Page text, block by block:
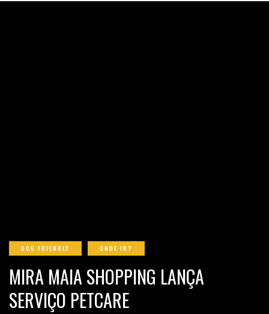
DOG FRIENDLY ONDE IR?
MIRA MAIA SHOPPING LANÇA
SERVIÇO PETCARE